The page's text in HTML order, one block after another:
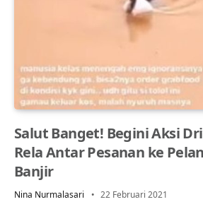
Salut Banget! Begini Aksi
Rela Antar Pesanan ke
Banjir
Nina Nurmalasari 22 Februari 2021